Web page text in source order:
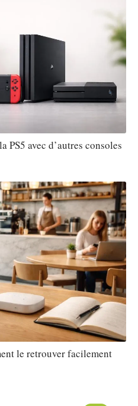
PS5 avec d’autres consoles
le retrouver facilement